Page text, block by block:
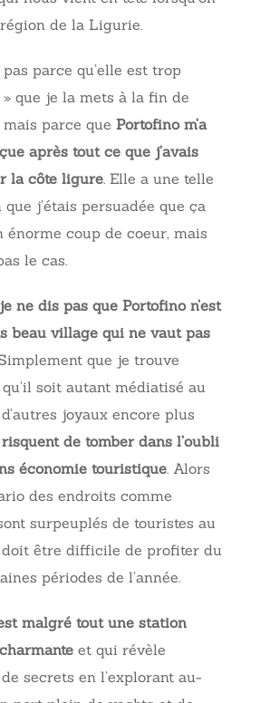
de la Ligurie.
pas parce qu’elle est trop
» que je la mets à la fin de
parce que Portofino m’a
après tout ce que j’avais
la côte ligure. Elle a une telle
j’étais persuadée que ça
énorme coup de coeur, mais
le cas.
ne dis pas que Portofino n’est
beau village qui ne vaut pas
que je trouve
soit autant médiatisé au
joyaux encore plus
risquent de tomber dans l’oubli
économie touristique. Alors
des endroits comme
surpeuplés de touristes au
doit être difficile de profiter du
périodes de l’année.
malgré tout une station
et qui révèle
secrets en l’explorant au-